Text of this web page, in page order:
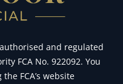
and regulated
FCA No. 922092. You
FCA’s website